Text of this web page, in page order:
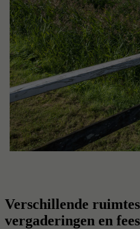
Verschillende
vergaderingen en